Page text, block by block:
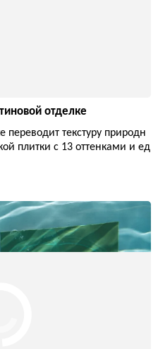
отделке
переводит текстуру природн
плитки с 13 оттенками и ед